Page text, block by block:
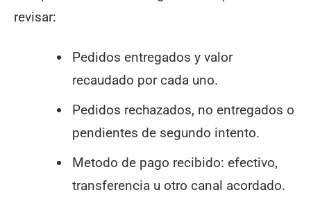
revisar:
Pedidos entregados y valor
recaudado por cada uno.
Pedidos rechazados, no entregados o
pendientes de segundo intento.
Metodo de pago recibido: efectivo,
transferencia u otro canal acordado.